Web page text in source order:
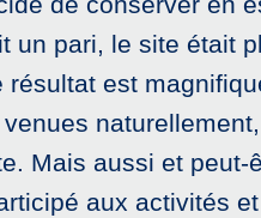
un pari, le site
est
Mais aussi et peut-
aux activités